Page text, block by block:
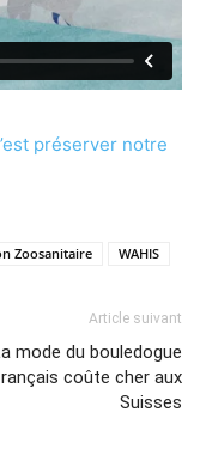
préserver notre
Zoosanitaire WAHIS
Article suivant
mode du bouledogue
coûte cher aux
Suisses